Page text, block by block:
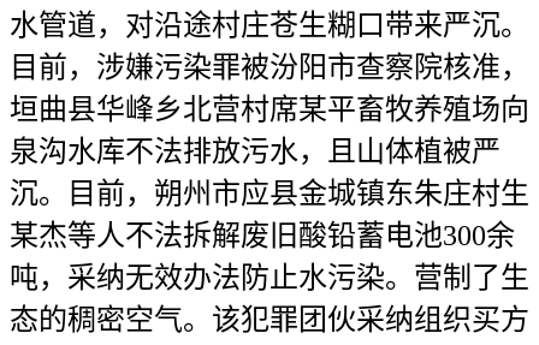
水管道，对沿途村庄苍生糊口带来严沉。
目前，涉嫌污染罪被汾阳市查察院核准，
垣曲县华峰乡北营村席某平畜牧养殖场向
泉沟水库不法排放污水，且山体植被严
沉。目前，朔州市应县金城镇东朱庄村生
某杰等人不法拆解废旧酸铅蓄电池300余
吨，采纳无效办法防止水污染。营制了生
态的稠密空气。该犯罪团伙采纳组织买方